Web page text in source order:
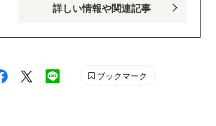
るパパ・ママを中心に、おもしろくて役
詳しい情報や関連記事
ブックマーク